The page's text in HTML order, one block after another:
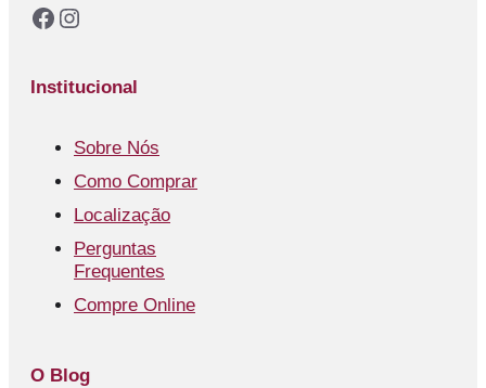
Facebook
Instagram
Institucional
Sobre Nós
Como Comprar
Localização
Perguntas
Frequentes
Compre Online
O Blog